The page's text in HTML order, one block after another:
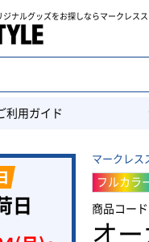
ジナルグッズをお探しならマークレス
利用ガイド
マークレ
フルカラ
商品コー
オ
日